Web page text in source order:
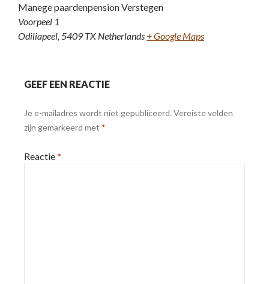
Manege paardenpension Verstegen
Voorpeel 1
Odiliapeel 5409 TX Netherlands + Google Maps
GEEF EEN REACTIE
Je e-mailadres wordt niet gepubliceerd. Vereiste velden
zijn gemarkeerd met *
Reactie*